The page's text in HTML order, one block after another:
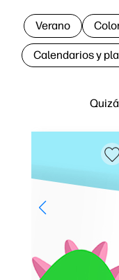
Verano
Calendarios y